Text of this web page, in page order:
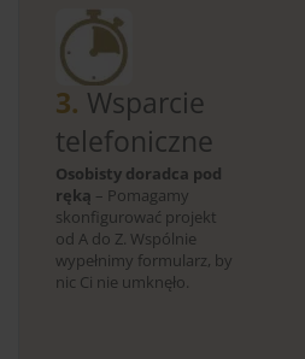
3. Wsparcie
telefoniczne
Osobisty doradca pod
ręką – Pomagamy
skonfigurować projekt
od A do Z. Wspólnie
wypełnimy formularz, by
nic Ci nie umknęło.